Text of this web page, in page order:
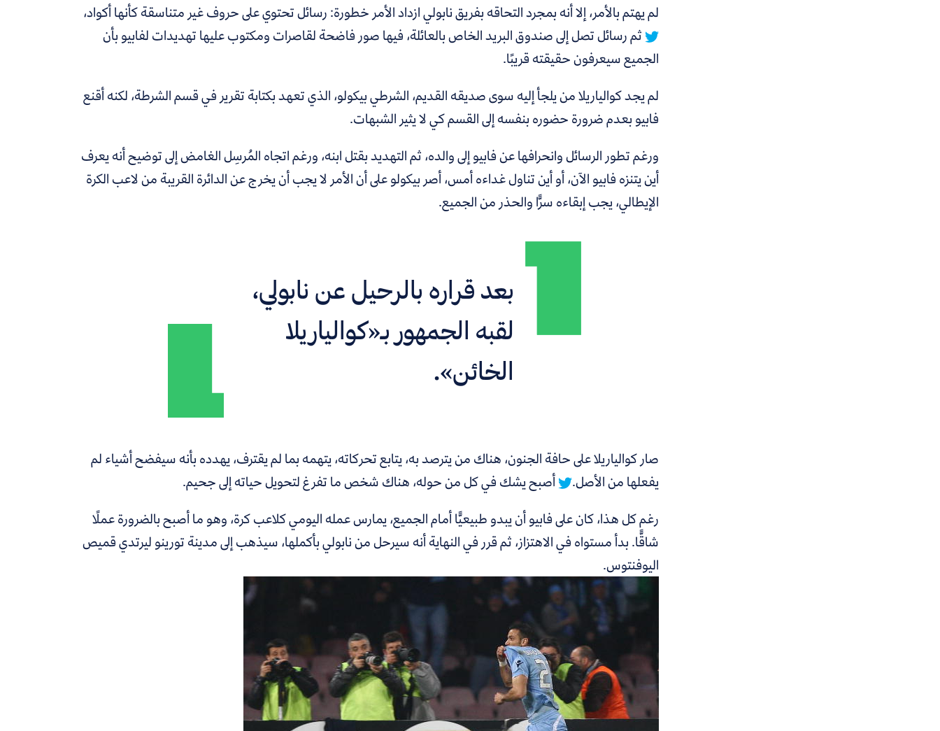
لم يهتم بالأمر،إلا أنه بمجرد التحاقه بفريق نابولي ازداد الأمر خطورة: رسائل تحتوي على حروف غير متناسقة كأنها أكواد،
ثم رسائل تصل إلى صندوق البريد الخاص بالعائلة، فيها صور فاضحة لقاصرات ومكتوب عليها تهديدات لفابيو بأن
الجميع سيعرفون حقيقته قريبًا.
لم يجد كوالياريلا من يلجأ إليه سوى صديقه القديم، الشرطي بيكولو، الذي تعهد بكتابة تقرير في قسم الشرطة، لكنه أقنع
فابيو بعدم ضرورة حضوره بنفسه إلى القسم كي لا يثير الشبهات.
ورغم تطور الرسائل وانحرافها عن فابيو إلى والده، ثم التهديد بقتل ابنه، ورغم اتجاه المُرسِل الغامض إلى توضيح أنه يعرف
أين يتنزه فابيو الآن، أو أين تناول غداءه أمس، أصر بيكولو على أن الأمر لا يجب أن يخرج عن الدائرة القريبة من لاعب الكرة
الإيطالي، يجب إبقاءه سرًّا والحذر من الجميع.
بعد قراره بالرحيل عن نابولي،
لقبه الجمهور بـ«كوالياريلا
الخائن».
صار كوالياريلا على حافة الجنون، هناك من يترصد به، يتابع تحركاته، يتهمه بما لم يقترف، يهدده بأنه سيفضح أشياء لم
يفعلها من الأصل.
أصبح يشك في كل من حوله، هناك شخص ما تفرغ لتحويل حياته إلى جحيم.
رغم كل هذا، كان على فابيو أن يبدو طبيعيًّا أمام الجميع، يمارس عمله اليومي كلاعب كرة، وهو ما أصبح بالضرورة عملًا
شاقًّا.بدأ مستواه في الاهتزاز، ثم قرر في النهاية أنه سيرحل من نابولي بأكملها، سيذهب إلى مدينة تورينو ليرتدي قميص
اليوفنتوس.